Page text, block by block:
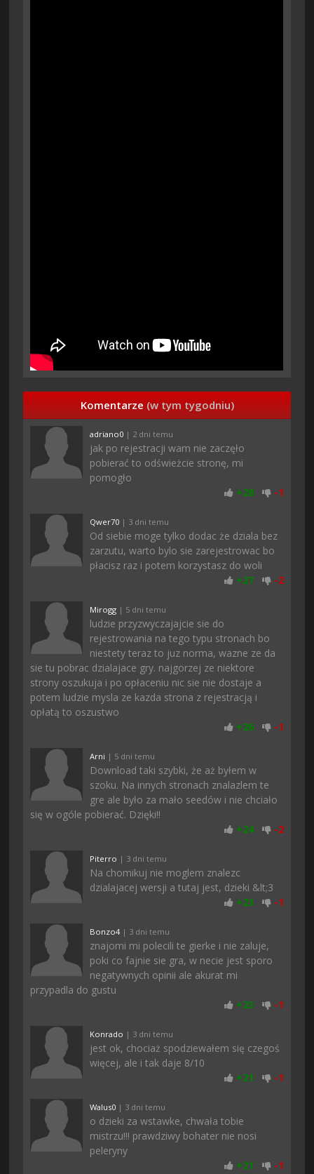
Komentarze (w tym tygodniu)
adriano0 | 2 dni temu
jak po rejestracji wam nie zaczęło
pobierać to odświeżcie stronę, mi
pomogło
+28 -1
Qwer70 | 3 dni temu
Od siebie moge tylko dodac że dziala bez
zarzutu, warto bylo sie zarejestrowac bo
płacisz raz i potem korzystasz do woli
+27 -2
Mirogg | 5 dni temu
ludzie przyzwyczajajcie sie do
rejestrowania na tego typu stronach bo
niestety teraz to juz norma, wazne ze da
sie tu pobrac dzialajace gry. najgorzej ze niektore
strony oszukuja i po opłaceniu nic sie nie dostaje a
potem ludzie mysla ze kazda strona z rejestracją i
opłatą to oszustwo
+26 -1
Arni | 5 dni temu
Download taki szybki, że aż byłem w
szoku. Na innych stronach znalazlem te
gre ale było za mało seedów i nie chciało
się w ogóle pobierać. Dzięki!!
+24 -2
Piterro | 3 dni temu
Na chomikuj nie moglem znalezc
dzialajacej wersji a tutaj jest, dzieki &lt;3
+23 -1
Bonzo4| 3 dni temu
znajomi mi polecili te gierke i nie zaluje,
poki co fajnie sie gra, w necie jest sporo
negatywnych opinii ale akurat mi
przypadla do gustu
+23 -1
Konrado | 3 dni temu
jest ok, chociaż spodziewałem się czegoś
więcej, ale i tak daje 8/10
+21 -1
Walus0 | 3 dni temu
o dzieki za wstawke, chwała tobie
mistrzu!!! prawdziwy bohater nie nosi
peleryny
+21 -1